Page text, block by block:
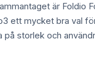
är Foldio
ett mycket bra val
på storlek och